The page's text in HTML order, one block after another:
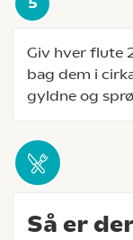
Giv hver flute
bag dem i
gyldne og
Så er